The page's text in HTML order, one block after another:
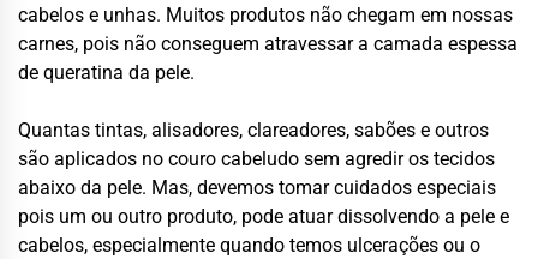
cabelos e unhas. Muitos produtos não chegam em nossas
carnes, pois não conseguem atravessar a camada espessa
de queratina da pele.
Quantas tintas, alisadores, clareadores, sabões e outros
são aplicados no couro cabeludo sem agredir os tecidos
abaixo da pele. Mas, devemos tomar cuidados especiais
pois um ou outro produto, pode atuar dissolvendo a pele e
cabelos, especialmente quando temos ulcerações ou o